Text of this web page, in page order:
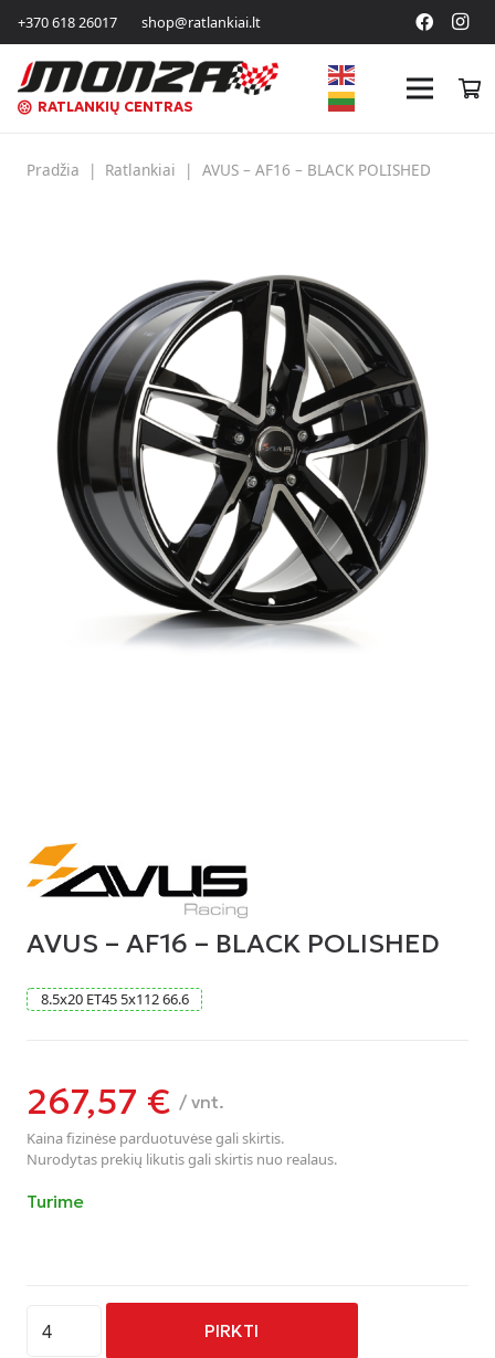
+370 618 26017 shop@ratlankiai.lt
RATLANKIŲ CENTRAS
Pradžia | Ratlankiai | AVUS – AF16 – BLACK POLISHED
AVUS – AF16 – BLACK POLISHED
8.5x20 ET45 5x11266.6
267,57 € / vnt.
Kaina fizinėse parduotuvėse gali skirtis.
Nurodytas prekių likutis gali skirtis nuo realaus.
Turime
kiekis:
PIRKTI